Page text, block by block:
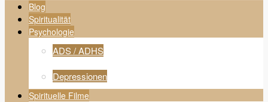
Blog
Spiritualität
Psychologie
ADS / ADHS
Depressionen
Spirituelle Filme